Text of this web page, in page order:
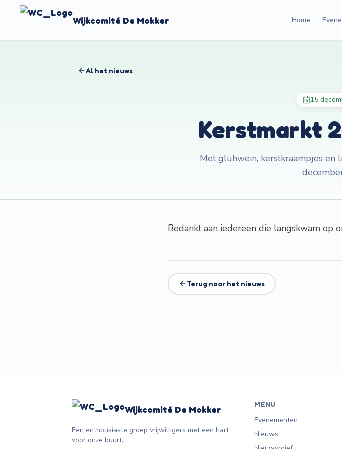
Wijkcomité De Mokker Home
Al het nieuws
15
Kerstmarkt
Met glühwein, kerstkraampjes en
Bedankt aan iedereen die langskwam op
Terug naar het nieuws
Wijkcomité De Mokker
Een enthousiaste groep vrijwilligers met een hart
voor onze buurt.
MENU
Evenementen
Nieuws